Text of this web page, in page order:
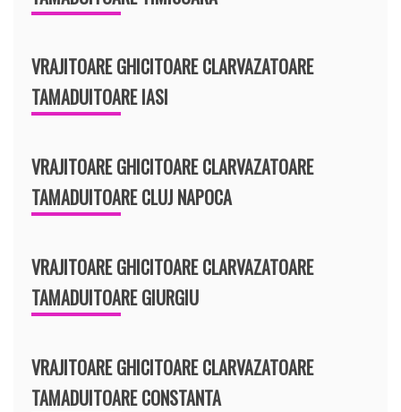
VRAJITOARE GHICITOARE CLARVAZATOARE
TAMADUITOARE IASI
VRAJITOARE GHICITOARE CLARVAZATOARE
TAMADUITOARE CLUJ NAPOCA
VRAJITOARE GHICITOARE CLARVAZATOARE
TAMADUITOARE GIURGIU
VRAJITOARE GHICITOARE CLARVAZATOARE
TAMADUITOARE CONSTANTA